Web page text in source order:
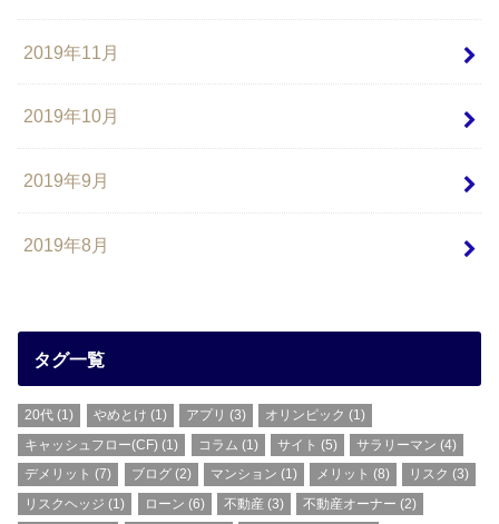
2019年11月
2019年10月
2019年9月
2019年8月
タグ一覧
20代 (1) やめとけ (1) アプリ (3) オリンピック (1)
キャッシュフロー(CF) (1) コラム (1) サイト (5) サラリーマン (4)
デメリット (7) ブログ(2) マンション (1) メリット (8) リスク (3)
リスクヘッジ (1) ローン (6) 不動産(3) 不動産オーナー (2)